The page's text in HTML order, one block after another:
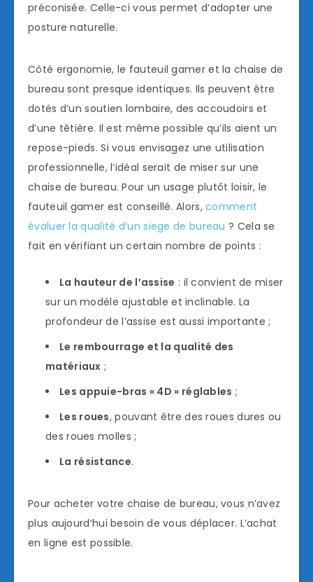
préconisée. Celle-ci vous permet d’adopter une
posture naturelle.
Côté ergonomie, le fauteuil gamer et la chaise de
bureau sont presque identiques. Ils peuvent être
dotés d’un soutien lombaire, des accoudoirs et
d’une têtière. Il est même possible qu’ils aient un
repose-pieds. Si vous envisagez une utilisation
professionnelle, l’idéal serait de miser sur une
chaise de bureau. Pour un usage plutôt loisir, le
fauteuil gamer est conseillé. Alors,comment
évaluer la qualité d’un siege de bureau ? Cela se
fait en vérifiant un certain nombre de points :
La hauteur de l’assise : il convient de miser
sur un modèle ajustable et inclinable. La
profondeur de l’assise est aussi importante ;
Le rembourrage et la qualité des
matériaux ;
Les appuie-bras « 4D » réglables ;
Les roues, pouvant être des roues dures ou
des roues molles ;
La résistance.
Pour acheter votre chaise de bureau, vous n’avez
plus aujourd’hui besoin de vous déplacer. L’achat
en ligne est possible.